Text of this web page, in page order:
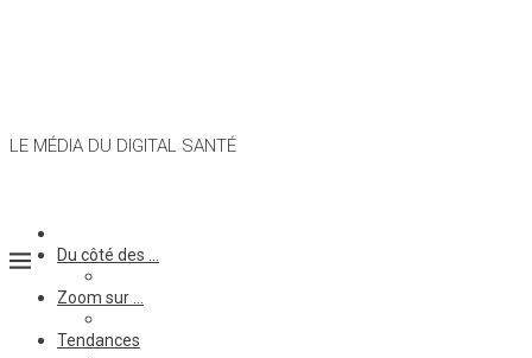
LE MÉDIA DU DIGITAL SANTÉ
Du côté des …
Zoom sur …
Tendances